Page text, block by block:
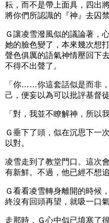
耘，而不是帶上面具，四出
將你們所認識的『神』去囚
Ｇ讓凌雪潑風似的議論著，
她的臉色變了，本來幾次想
聲色俱厲的語氣神情壓回下
不得不出聲了。
「你……你這套話似是而非
己，便妄以為可以批評基督
「對，我並不瞭解神，所以
Ｇ垂下了頭，似在沉思下一
以對。
凌雪走到了教堂門口。這次
有新鮮。不過，他已經不想
Ｇ看看凌雪轉身離開的時候
終沒有回頭再望，就吸一口
走那時，Ｇ心中似已填塞了